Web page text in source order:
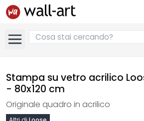
Stampa su vetro acrilico
- 80x120 cm
Originale quadro in acrilico